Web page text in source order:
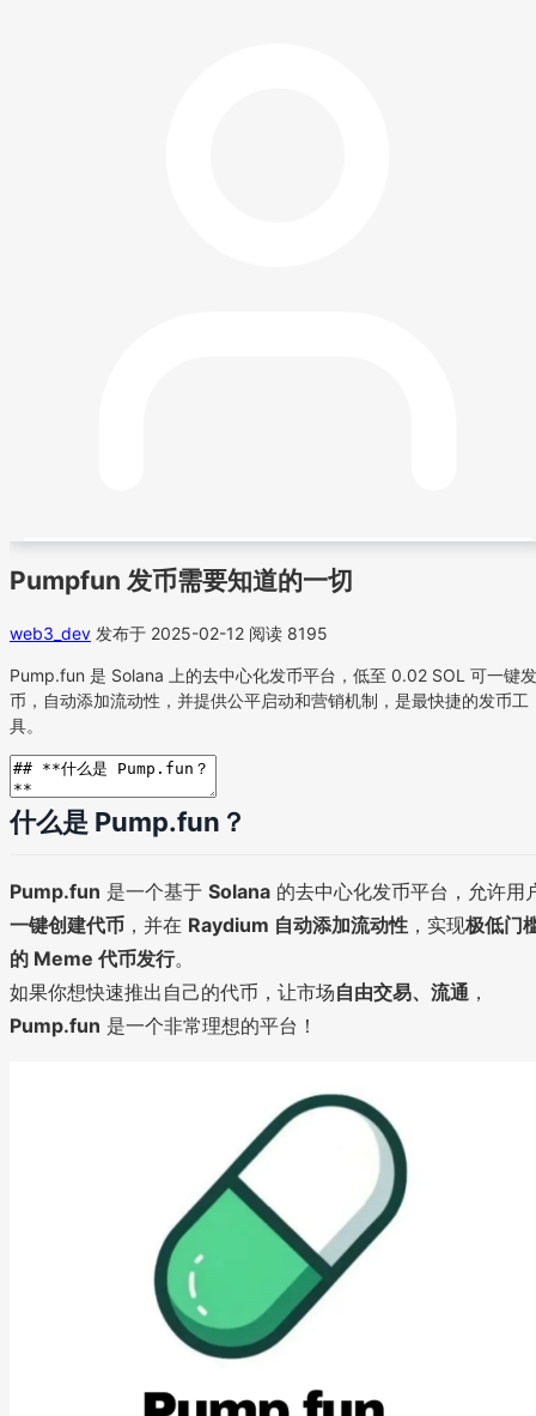
Pumpfun 发币需要知道的一切
web3_dev 发布于 2025-02-12 阅读 8195
Pump.fun 是 Solana 上的去中心化发币平台，低至 0.02 SOL 可一键发
币，自动添加流动性，并提供公平启动和营销机制，是最快捷的发币工
具。
什么是 Pump.fun？
Pump.fun 是一个基于 Solana 的去中心化发币平台，允许用
一键创建代币 ，并在 Raydium 自动添加流动性 ，实现极低门
的 Meme 代币发行。
如果你想快速推出自己的代币，让市场自由交易、流通 ，
Pump.fun 是一个非常理想的平台！